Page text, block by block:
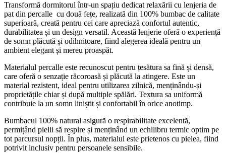
Transformă dormitorul într-un spațiu dedicat relaxării cu lenjeria de
pat din percalle cu două fețe, realizată din 100% bumbac de calitate
superioară, creată pentru cei care apreciază confortul autentic,
durabilitatea și un design versatil. Această lenjerie oferă o experiență
de somn plăcută și odihnitoare, fiind alegerea ideală pentru un
ambient elegant și mereu proaspăt.
Materialul percalle este recunoscut pentru țesătura sa fină și densă,
care oferă o senzație răcoroasă și plăcută la atingere. Este un
material rezistent, ideal pentru utilizarea zilnică, menținându-și
proprietățile chiar și după multiple spălări. Textura sa uniformă
contribuie la un somn liniștit și confortabil în orice anotimp.
Bumbacul 100% natural asigură o respirabilitate excelentă,
permițând pielii să respire și menținând un echilibru termic optim pe
tot parcursul nopții. În plus, materialul este prietenos cu pielea, fiind
potrivit inclusiv pentru persoanele sensibile.